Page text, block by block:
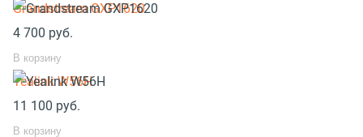
Grandstream GXP1620
4 700 руб.
В корзину
Yealink W56H
11 100 руб.
В корзину